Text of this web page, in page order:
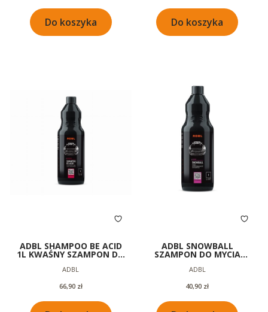
Do koszyka Do koszyka
ADBL SHAMPOO BE ACID
1L KWAŚNY SZAMPON DO
Producent
ADBL
Cena
66,90 zł
ADBL SNOWBALL
SZAMPON DO MYCIA
NEUTRALNE PH | GĘSTA
Producent
ADBL
Cena
40,90 zł